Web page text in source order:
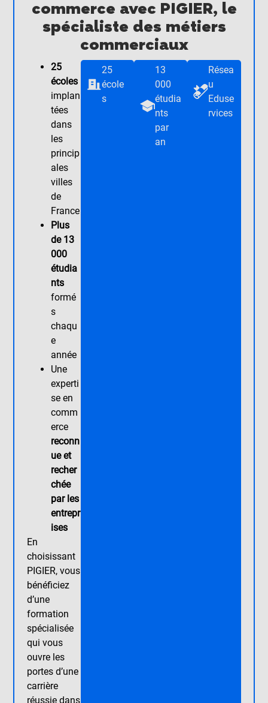
commerce avec PIGIER, le
spécialiste des métiers
commerciaux
25
écoles
implan
tées
dans
les
princip
ales
villes
de
France
Plus
de 13
000
étudia
nts
formé
s
chaqu
e
année
Une
experti
se en
comm
erce
reconn
ue et
recher
chée
par les
entrepr
ises
En
choisissant
PIGIER, vous
bénéficiez
d’une
formation
spécialisée
qui vous
ouvre les
portes d’une
carrière
réussie dans
25
école
s
13
000
étudia
nts
par
an
Résea
u
Eduse
rvices